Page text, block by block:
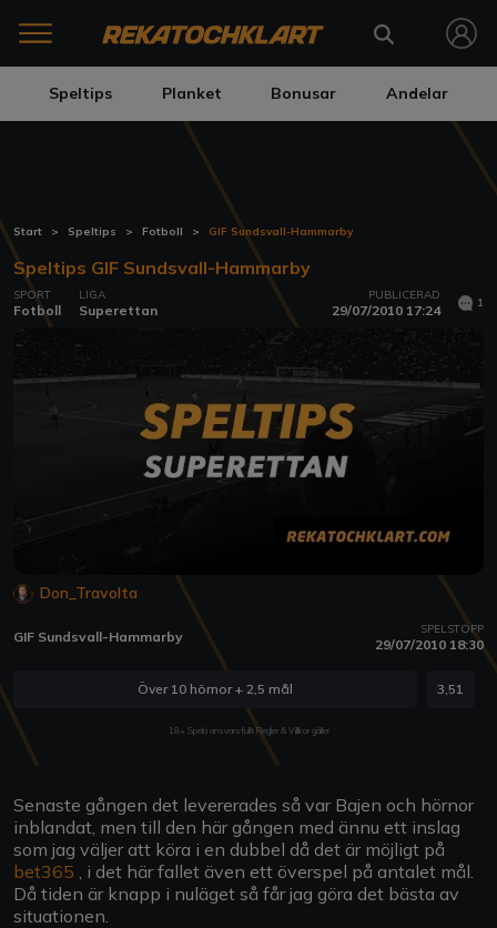
Speltips Planket Bonusar Andelar
Start Speltips Fotboll GIF Sundsvall-Hammarby
Speltips GIF Sundsvall-Hammarby
SPORT
Fotboll
LIGA
Superettan
PUBLICERAD
29/07/2010 17:24 1
Don_Travolta
GIF Sundsvall-Hammarby SPELSTOPP
29/07/2010 18:30
Över 10 hörnor + 2,5 mål 3,51
18+ Spela ansvarsfullt Regler & Villkor gäller
Senaste gången det levererades så var Bajen och hörnor
inblandat, men till den här gången med ännu ett inslag
som jag väljer att köra i en dubbel då det är möjligt på
bet365 , i det här fallet även ett överspel på antalet mål.
Då tiden är knapp i nuläget så får jag göra det bästa av
situationen.